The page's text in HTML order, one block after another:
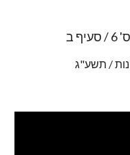
/ תשע"ג